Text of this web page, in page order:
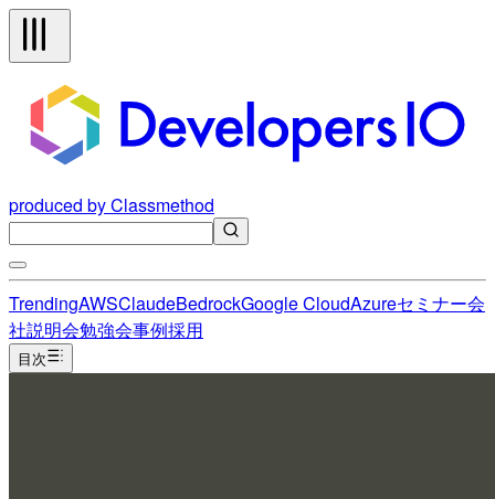
produced by Classmethod
TrendingAWSClaudeBedrockGoogle CloudAzureセミナー会
社説明会勉強会事例採用
目次